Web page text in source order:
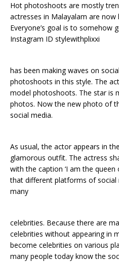
Hot photoshoots are mostly
actresses in Malayalam are
Everyone’s goal is to somehow
Instagram ID stylewithplixxi
has been making waves on
photoshoots in this style. The
model photoshoots. The star is
photos. Now the new photo of
social media.
As usual, the actor appears in
glamorous outfit. The actress
with the caption ‘I am the queen
that different platforms of social
many
celebrities. Because there are
celebrities without appearing in
become celebrities on various
many people today know the